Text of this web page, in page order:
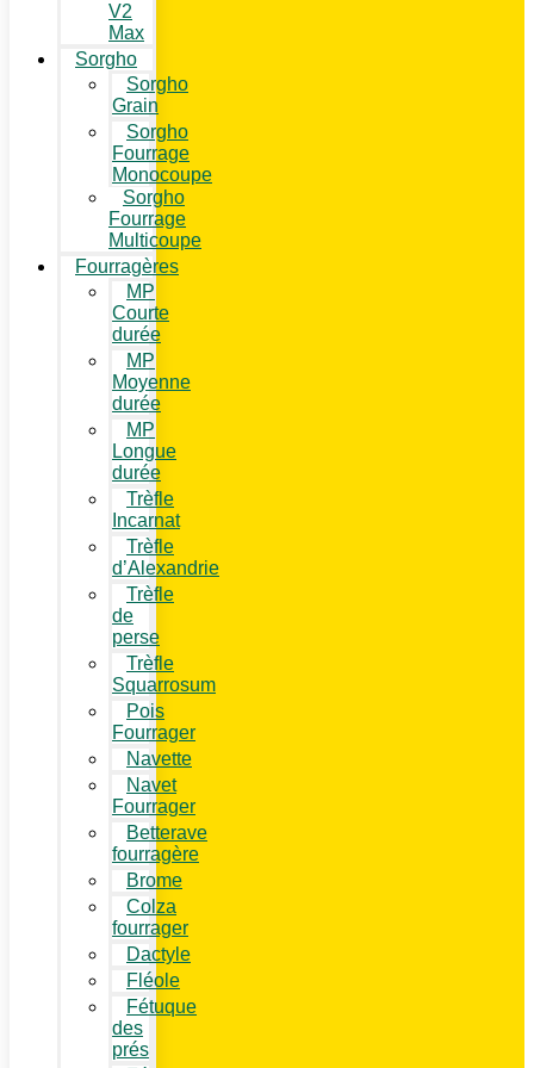
V2
Max
Sorgho
Sorgho
Grain
Sorgho
Fourrage
Monocoupe
Sorgho
Fourrage
Multicoupe
Fourragères
MP
Courte
durée
MP
Moyenne
durée
MP
Longue
durée
Trèfle
Incarnat
Trèfle
d’Alexandrie
Trèfle
de
perse
Trèfle
Squarrosum
Pois
Fourrager
Navette
Navet
Fourrager
Betterave
fourragère
Brome
Colza
fourrager
Dactyle
Fléole
Fétuque
des
prés